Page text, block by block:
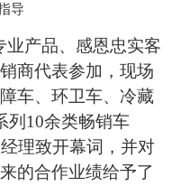
导
业产品、感恩忠实客
商代表参加，现场
车、环卫车、冷藏
列10余类畅销车
理致开幕词，并对
的合作业绩给予了